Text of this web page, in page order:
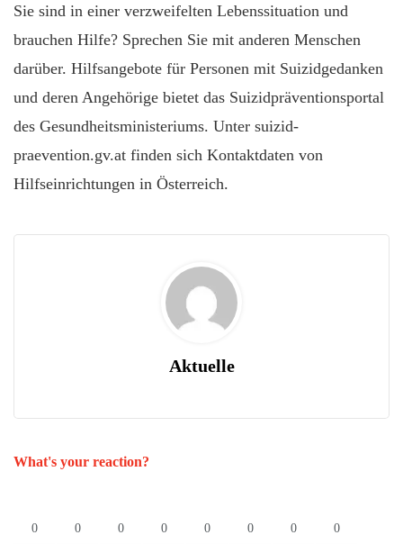
Sie sind in einer verzweifelten Lebenssituation und
brauchen Hilfe? Sprechen Sie mit anderen Menschen
darüber. Hilfsangebote für Personen mit Suizidgedanken
und deren Angehörige bietet das Suizidpräventionsportal
des Gesundheitsministeriums. Unter suizid-
praevention.gv.at finden sich Kontaktdaten von
Hilfseinrichtungen in Österreich.
Aktuelle
What's your reaction?
0 0 0 0 0 0 0 0